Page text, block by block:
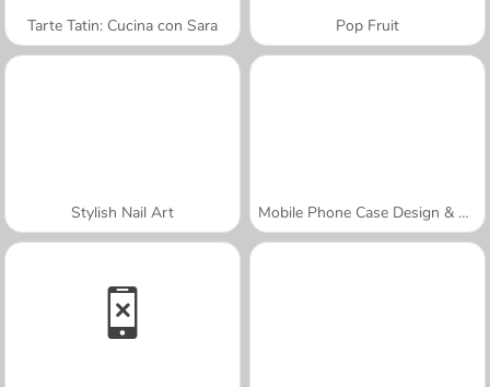
Tarte Tatin: Cucina con Sara Pop Fruit
Stylish Nail Art Mobile Phone Case Design & DIY